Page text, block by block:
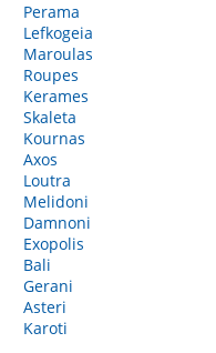
Perama
Lefkogeia
Maroulas
Roupes
Kerames
Skaleta
Kournas
Axos
Loutra
Melidoni
Damnoni
Exopolis
Bali
Gerani
Asteri
Karoti